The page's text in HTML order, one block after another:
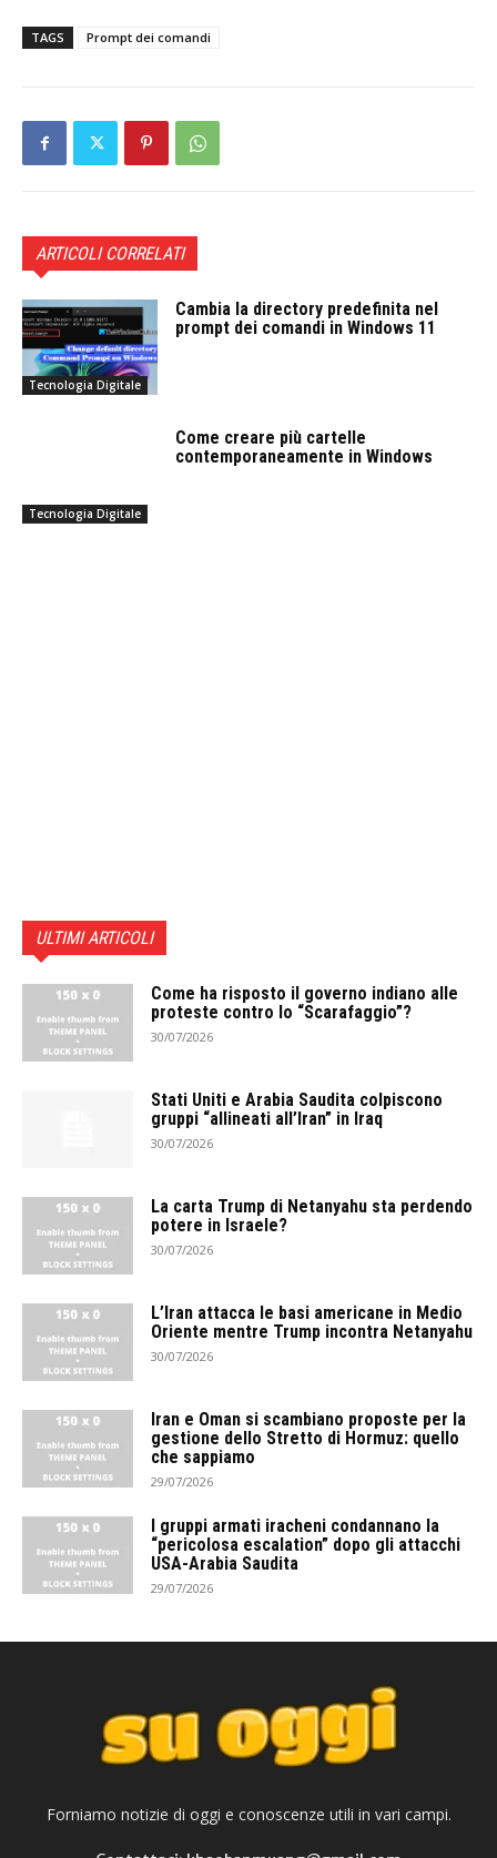
TAGS Prompt dei comandi
ARTICOLI CORRELATI
Tecnologia Digitale
Cambia la directory predefinita nel
prompt dei comandi in Windows 11
Tecnologia Digitale
Come creare più cartelle
contemporaneamente in Windows
ULTIMI ARTICOLI
Come ha risposto il governo indiano alle
proteste contro lo “Scarafaggio”?
30/07/2026
Stati Uniti e Arabia Saudita colpiscono
gruppi “allineati all’Iran” in Iraq
30/07/2026
La carta Trump di Netanyahu sta perdendo
potere in Israele?
30/07/2026
L’Iran attacca le basi americane in Medio
Oriente mentre Trump incontra Netanyahu
30/07/2026
Iran e Oman si scambiano proposte per la
gestione dello Stretto di Hormuz: quello
che sappiamo
29/07/2026
I gruppi armati iracheni condannano la
“pericolosa escalation” dopo gli attacchi
USA-Arabia Saudita
29/07/2026
Forniamo notizie di oggi e conoscenze utili in vari campi.